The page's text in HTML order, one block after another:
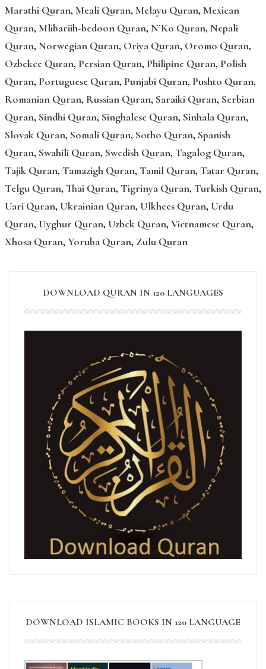
Marathi Quran, Meali Quran, Melayu Quran, Mexican
Quran, Mlibariih-bedoon Quran, N’Ko Quran, Nepali
Quran, Norwegian Quran, Oriya Quran, Oromo Quran,
Ozbekce Quran, Persian Quran, Philipine Quran, Polish
Quran, Portuguese Quran, Punjabi Quran, Pushto Quran,
Romanian Quran, Russian Quran, Saraiki Quran, Serbian
Quran, Sindhi Quran, Singhalese Quran, Sinhala Quran,
Slovak Quran, Somali Quran, Sotho Quran, Spanish
Quran, Swahili Quran, Swedish Quran, Tagalog Quran,
Tajik Quran, Tamazigh Quran, Tamil Quran, Tatar Quran,
Telgu Quran, Thai Quran, Tigrinya Quran, Turkish Quran,
Uari Quran, Ukrainian Quran, Ulkhees Quran, Urdu
Quran, Uyghur Quran, Uzbek Quran, Vietnamese Quran,
Xhosa Quran, Yoruba Quran, Zulu Quran
DOWNLOAD QURAN IN 120 LANGUAGES
DOWNLOAD ISLAMIC BOOKS IN 120 LANGUAGE